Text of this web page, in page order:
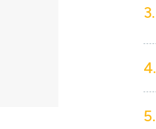
3.
4.
5.